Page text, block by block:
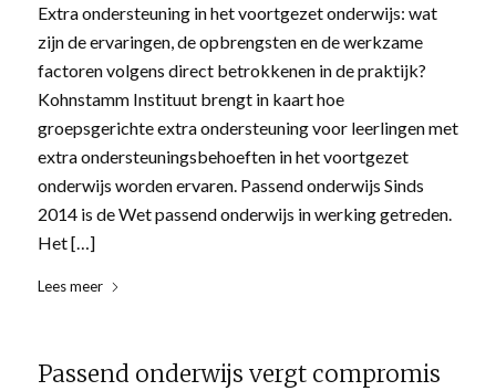
Extra ondersteuning in het voortgezet onderwijs: wat
zijn de ervaringen, de opbrengsten en de werkzame
factoren volgens direct betrokkenen in de praktijk?
Kohnstamm Instituut brengt in kaart hoe
groepsgerichte extra ondersteuning voor leerlingen met
extra ondersteuningsbehoeften in het voortgezet
onderwijs worden ervaren. Passend onderwijs Sinds
2014 is de Wet passend onderwijs in werking getreden.
Het […]
Lees meer
Passend onderwijs vergt compromis